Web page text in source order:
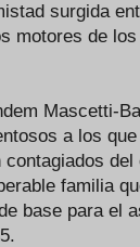
surgida
motores de
Mascetti-
a los
familia
base para el